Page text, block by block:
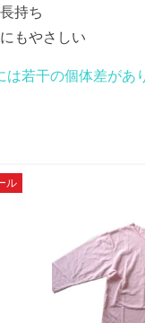
持ち
もやさしい
若干の個体差があ
ル